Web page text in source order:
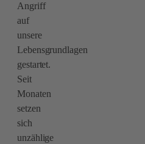
Angriff
auf
unsere
Lebensgrundlagen
gestartet.
Seit
Monaten
setzen
sich
unzählige